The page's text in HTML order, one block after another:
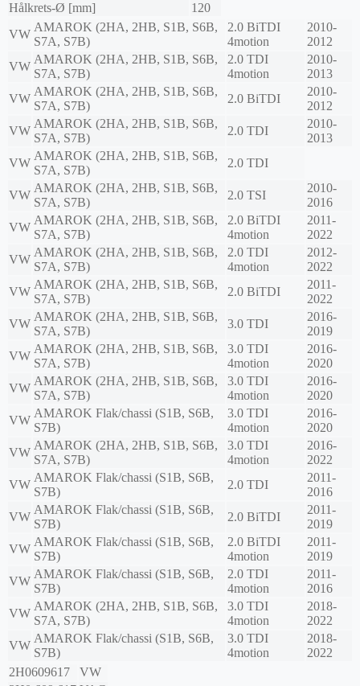
Hålkrets-Ø [mm]
120
VW
AMAROK (2HA, 2HB, S1B, S6B,
S7A, S7B)
2.0 BiTDI
4motion
2010-
2012
VW
AMAROK (2HA, 2HB, S1B, S6B,
S7A, S7B)
2.0 TDI
4motion
2010-
2013
VW
AMAROK (2HA, 2HB, S1B, S6B,
S7A, S7B)
2.0 BiTDI
2010-
2012
VW
AMAROK (2HA, 2HB, S1B, S6B,
S7A, S7B)
2.0 TDI
2010-
2013
VW
AMAROK (2HA, 2HB, S1B, S6B,
S7A, S7B)
2.0 TDI
VW
AMAROK (2HA, 2HB, S1B, S6B,
S7A, S7B)
2.0 TSI
2010-
2016
VW
AMAROK (2HA, 2HB, S1B, S6B,
S7A, S7B)
2.0 BiTDI
4motion
2011-
2022
VW
AMAROK (2HA, 2HB, S1B, S6B,
S7A, S7B)
2.0 TDI
4motion
2012-
2022
VW
AMAROK (2HA, 2HB, S1B, S6B,
S7A, S7B)
2.0 BiTDI
2011-
2022
VW
AMAROK (2HA, 2HB, S1B, S6B,
S7A, S7B)
3.0 TDI
2016-
2019
VW
AMAROK (2HA, 2HB, S1B, S6B,
S7A, S7B)
3.0 TDI
4motion
2016-
2020
VW
AMAROK (2HA, 2HB, S1B, S6B,
S7A, S7B)
3.0 TDI
4motion
2016-
2020
VW
AMAROK Flak/chassi (S1B, S6B,
S7B)
3.0 TDI
4motion
2016-
2020
VW
AMAROK (2HA, 2HB, S1B, S6B,
S7A, S7B)
3.0 TDI
4motion
2016-
2022
VW
AMAROK Flak/chassi (S1B, S6B,
S7B)
2.0 TDI
2011-
2016
VW
AMAROK Flak/chassi (S1B, S6B,
S7B)
2.0 BiTDI
2011-
2019
VW
AMAROK Flak/chassi (S1B, S6B,
S7B)
2.0 BiTDI
4motion
2011-
2019
VW
AMAROK Flak/chassi (S1B, S6B,
S7B)
2.0 TDI
4motion
2011-
2016
VW
AMAROK (2HA, 2HB, S1B, S6B,
S7A, S7B)
3.0 TDI
4motion
2018-
2022
VW
AMAROK Flak/chassi (S1B, S6B,
S7B)
3.0 TDI
4motion
2018-
2022
2H0609617
VW